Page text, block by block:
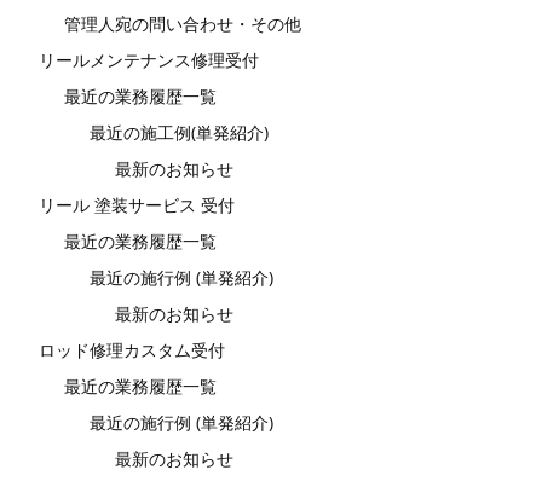
管理人宛の問い合わせ・その他
リールメンテナンス修理受付
最近の業務履歴一覧
最近の施工例(単発紹介)
最新のお知らせ
リール 塗装サービス 受付
最近の業務履歴一覧
最近の施行例 (単発紹介)
最新のお知らせ
ロッド修理カスタム受付
最近の業務履歴一覧
最近の施行例 (単発紹介)
最新のお知らせ